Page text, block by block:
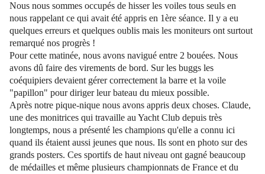
Nous nous sommes occupés de hisser les voiles tous seuls en
nous rappelant ce qui avait été appris en 1ère séance. Il y a eu
quelques erreurs et quelques oublis mais les moniteurs ont surtout
remarqué nos progrès !
Pour cette matinée, nous avons navigué entre 2 bouées. Nous
avons dû faire des virements de bord. Sur les buggs les
coéquipiers devaient gérer correctement la barre et la voile
"papillon" pour diriger leur bateau du mieux possible.
Après notre pique-nique nous avons appris deux choses. Claude,
une des monitrices qui travaille au Yacht Club depuis très
longtemps, nous a présenté les champions qu'elle a connu ici
quand ils étaient aussi jeunes que nous. Ils sont en photo sur des
grands posters. Ces sportifs de haut niveau ont gagné beaucoup
de médailles et même plusieurs championnats de France et du